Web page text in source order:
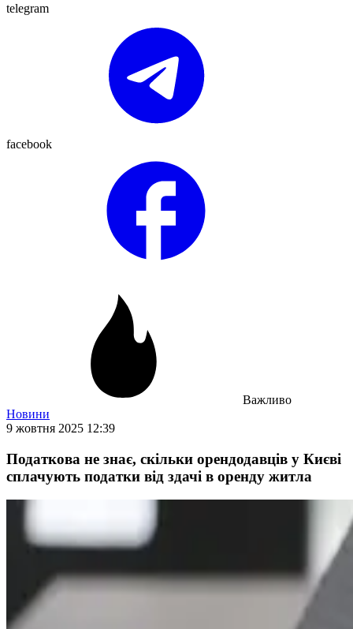
telegram
facebook
Важливо
Новини
9 жовтня 2025 12:39
Податкова не знає, скільки орендодавців у Києві
сплачують податки від здачі в оренду житла